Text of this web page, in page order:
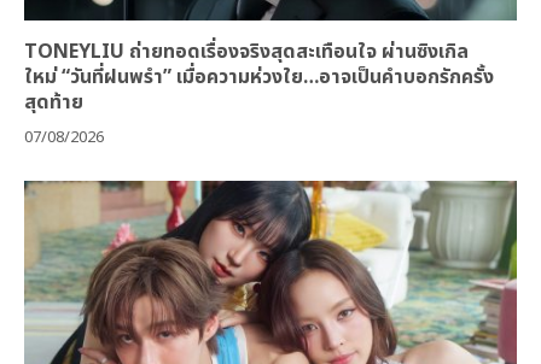
TONEYLIU ถ่ายทอดเรื่องจริงสุดสะเทือนใจ ผ่านซิงเกิล
ใหม่ “วันที่ฝนพรำ” เมื่อความห่วงใย…อาจเป็นคำบอกรักครั้ง
สุดท้าย
07/08/2026